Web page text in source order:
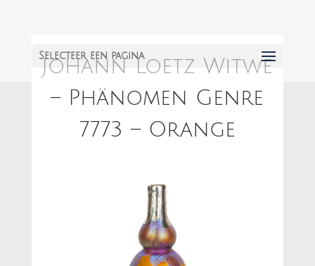
Selecteer een pagina
Johann Loetz Witwe
– Phänomen Genre
7773 – Orange